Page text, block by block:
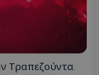
Τραπεζούντα